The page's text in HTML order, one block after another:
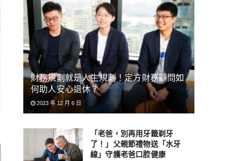
財務規劃就是人生規劃！定方財務顧問如
何助人安心退休？
2023 年 12 月 6 日
「老爸，別再用牙籤剃牙
了！」父親節禮物送「水牙
線」守護老爸口腔健康